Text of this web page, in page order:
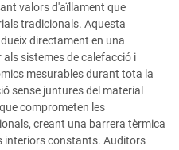
valors d'aïllament que
tradicionals. Aquesta
directament en una
sistemes de calefacció i
mesurables durant tota la
sense juntures del material
comprometen les
creant una barrera tèrmica
interiors constants. Auditors